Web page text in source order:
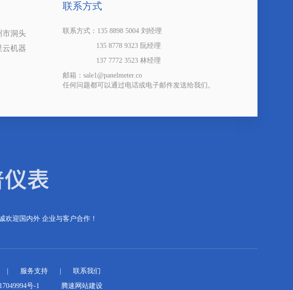
市洞头
云机器
联系方式
联系方式：135 8898 5004 刘经理
135 8778 9323 阮经理
137 7772 3523 林经理
邮箱：sale1@panelmeter.co
任何问题都可以通过电话或电子邮件发送给我们。
欢迎国内外 企业与客户合作！
服务支持
联系我们
号-1 腾速网站建设